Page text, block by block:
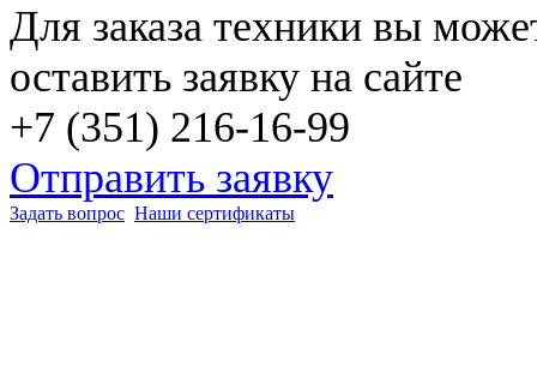
Для заказа техники вы
оставить заявку на сайте
+7 (351) 216-16-99
Отправить заявку
Задать вопрос Наши сертификаты